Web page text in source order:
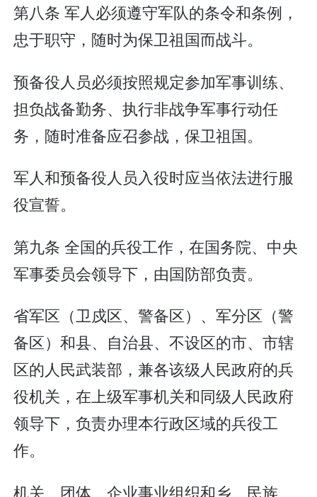
第八条 军人必须遵守军队的条令和条例，
忠于职守，随时为保卫祖国而战斗。
预备役人员必须按照规定参加军事训练、
担负战备勤务、执行非战争军事行动任
务，随时准备应召参战，保卫祖国。
军人和预备役人员入役时应当依法进行服
役宣誓。
第九条 全国的兵役工作，在国务院、中央
军事委员会领导下，由国防部负责。
省军区（卫戍区、警备区）、军分区（警
备区）和县、自治县、不设区的市、市辖
区的人民武装部，兼各该级人民政府的兵
役机关，在上级军事机关和同级人民政府
领导下，负责办理本行政区域的兵役工
作。
机关、团体、企业事业组织和乡、民族